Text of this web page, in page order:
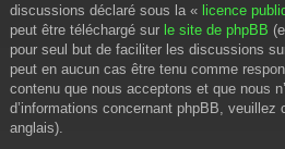
discussions déclaré sous la « licence
peut être téléchargé sur le site de phpBB
pour seul but de faciliter les discussions
peut en aucun cas être tenu comme
contenu que nous acceptons et que nous
d’informations concernant phpBB, veuillez
anglais).